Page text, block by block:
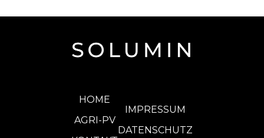
HOME
AGRI-PV
IMPRESSUM
DATENSCHUTZ